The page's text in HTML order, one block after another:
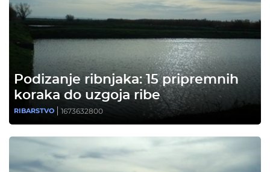
Podizanje ribnjaka: 15 pripremnih
koraka do uzgoja ribe
RIBARSTVO 1673632800